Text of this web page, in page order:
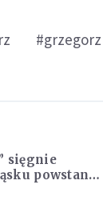
#grzegorz
sięgnie
powstanie